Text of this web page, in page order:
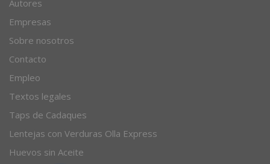
Artículos
Autores
Empresas
Sobre nosotros
Contacto
Empleo
Textos legales
Taps de Cadaques
Lentejas con Verduras Olla Express